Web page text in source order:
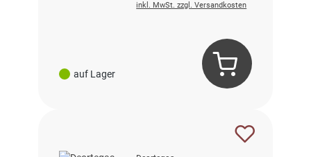
auf Lager
inkl. MwSt. zzgl. Versandkosten